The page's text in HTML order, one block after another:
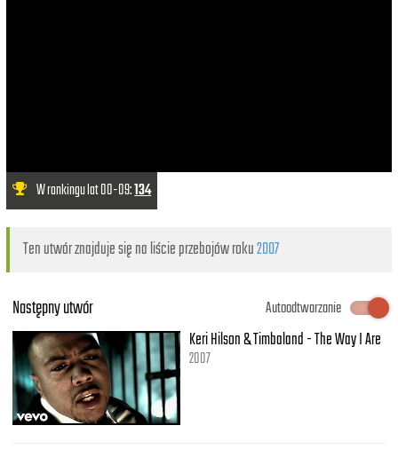
W rankingu lat 00-09:134
Ten utwór znajduje się na liście przebojów roku2007
Następny utwór
Autoodtwarzanie
Keri Hilson & Timbaland - The Way I Are
2007